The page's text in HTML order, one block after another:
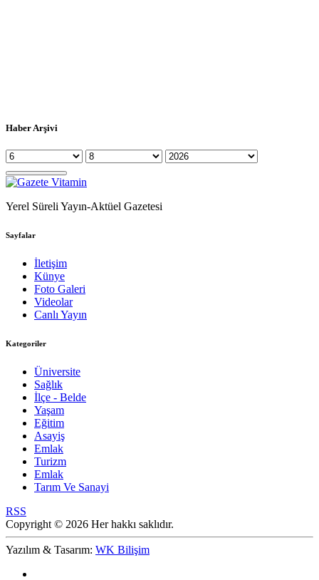
Haber Arşivi
Yerel Süreli Yayın-Aktüel Gazetesi
Sayfalar
İletişim
Künye
Foto Galeri
Videolar
Canlı Yayın
Kategoriler
Üniversite
Sağlık
İlçe - Belde
Yaşam
Eğitim
Asayiş
Emlak
Turizm
Emlak
Tarım Ve Sanayi
RSS
Copyright © 2026 Her hakkı saklıdır.
Yazılım & Tasarım: WK Bilişim